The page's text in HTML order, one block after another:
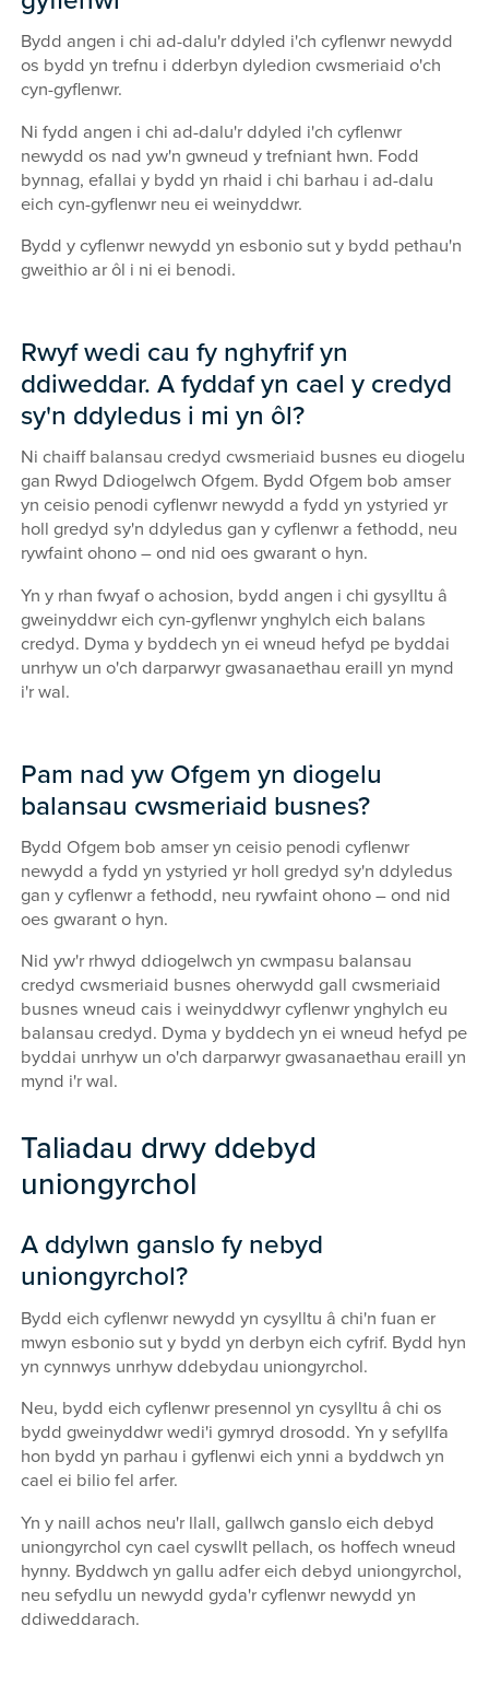
Bydd angen i chi ad-dalu'r ddyled i'ch cyflenwr newydd
os bydd yn trefnu i dderbyn dyledion cwsmeriaid o'ch
cyn-gyflenwr.
Ni fydd angen i chi ad-dalu'r ddyled i'ch cyflenwr
newydd os nad yw'n gwneud y trefniant hwn. Fodd
bynnag, efallai y bydd yn rhaid i chi barhau i ad-dalu
eich cyn-gyflenwr neu ei weinyddwr.
Bydd y cyflenwr newydd yn esbonio sut y bydd pethau'n
gweithio ar ôl i ni ei benodi.
Rwyf wedi cau fy nghyfrif yn
ddiweddar. A fyddaf yn cael y credyd
sy'n ddyledus i mi yn ôl?
Ni chaiff balansau credyd cwsmeriaid busnes eu diogelu
gan Rwyd Ddiogelwch Ofgem. Bydd Ofgem bob amser
yn ceisio penodi cyflenwr newydd a fydd yn ystyried yr
holl gredyd sy'n ddyledus gan y cyflenwr a fethodd, neu
rywfaint ohono – ond nid oes gwarant o hyn.
Yn y rhan fwyaf o achosion, bydd angen i chi gysylltu â
gweinyddwr eich cyn-gyflenwr ynghylch eich balans
credyd. Dyma y byddech yn ei wneud hefyd pe byddai
unrhyw un o'ch darparwyr gwasanaethau eraill yn mynd
i'r wal.
Pam nad yw Ofgem yn diogelu
balansau cwsmeriaid busnes?
Bydd Ofgem bob amser yn ceisio penodi cyflenwr
newydd a fydd yn ystyried yr holl gredyd sy'n ddyledus
gan y cyflenwr a fethodd, neu rywfaint ohono – ond nid
oes gwarant o hyn.
Nid yw'r rhwyd ddiogelwch yn cwmpasu balansau
credyd cwsmeriaid busnes oherwydd gall cwsmeriaid
busnes wneud cais i weinyddwyr cyflenwr ynghylch eu
balansau credyd. Dyma y byddech yn ei wneud hefyd pe
byddai unrhyw un o'ch darparwyr gwasanaethau eraill yn
mynd i'r wal.
Taliadau drwy ddebyd
uniongyrchol
A ddylwn ganslo fy nebyd
uniongyrchol?
Bydd eich cyflenwr newydd yn cysylltu â chi'n fuan er
mwyn esbonio sut y bydd yn derbyn eich cyfrif. Bydd hyn
yn cynnwys unrhyw ddebydau uniongyrchol.
Neu, bydd eich cyflenwr presennol yn cysylltu â chi os
bydd gweinyddwr wedi'i gymryd drosodd. Yn y sefyllfa
hon bydd yn parhau i gyflenwi eich ynni a byddwch yn
cael ei bilio fel arfer.
Yn y naill achos neu'r llall, gallwch ganslo eich debyd
uniongyrchol cyn cael cyswllt pellach, os hoffech wneud
hynny. Byddwch yn gallu adfer eich debyd uniongyrchol,
neu sefydlu un newydd gyda'r cyflenwr newydd yn
ddiweddarach.